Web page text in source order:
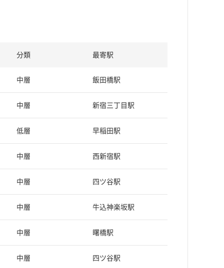
分類 最寄駅
中層 飯田橋駅
中層 新宿三丁目駅
低層 早稲田駅
中層 西新宿駅
中層 四ツ谷駅
中層 牛込神楽坂駅
中層 曙橋駅
中層 四ツ谷駅